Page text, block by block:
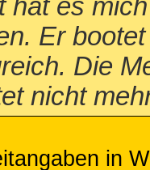
hat es
Er
Die
nicht
in